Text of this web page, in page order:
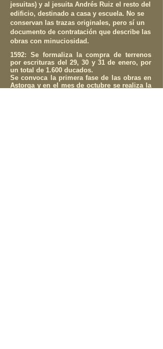
jesuitas) y al jesuita Andrés Ruiz el resto del
edificio, destinado a casa y escuela. No se
conservan las trazas originales, pero sí un
documento de contratación que describe las
obras con minuciosidad.
1592: Se formaliza la compra de terrenos
por escrituras del 29, 30 y 31 de enero, por
un total de 1.600 ducados.
Se convoca la primera fase de las obras en
Astorga y en el mes de octubre se realiza la